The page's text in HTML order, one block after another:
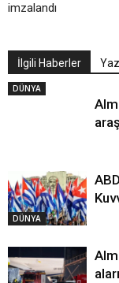
imzalandı
İlgili Haberler
DÜNYA
DÜNYA